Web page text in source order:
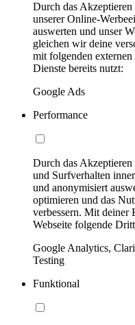
Durch das
unserer Online-
auswerten und unser
gleichen wir deine
mit folgenden
Dienste bereits nutzt:
Google Ads
Performance
Durch das
und Surfverhalten
und anonymisiert
optimieren und das
verbessern. Mit deiner
Webseite folgende
Google Analytics,
Testing
Funktional